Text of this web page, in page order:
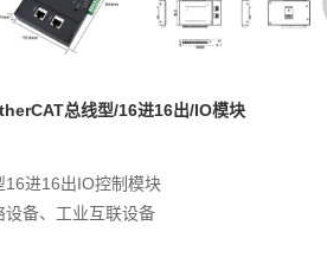
总线型/16进16出/IO模块
16进16出IO控制模块
设备、工业互联设备